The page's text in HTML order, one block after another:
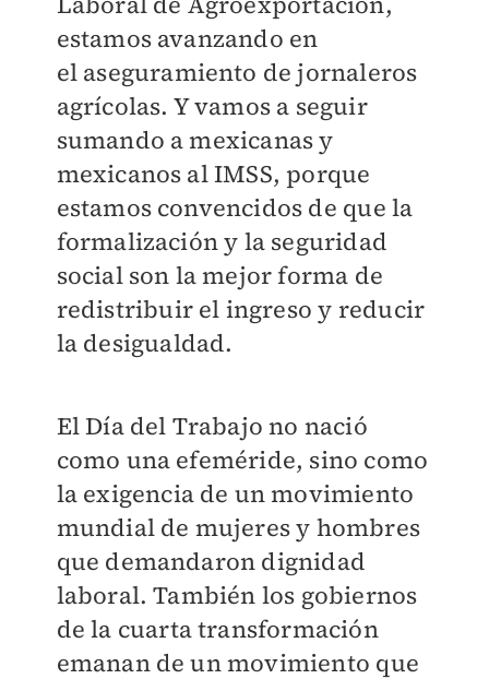
estamos avanzando en
el aseguramiento de jornaleros
agrícolas. Y vamos a seguir
sumando a mexicanas y
mexicanos al IMSS, porque
estamos convencidos de que la
formalización y la seguridad
social son la mejor forma de
redistribuir el ingreso y reducir
la desigualdad.
El Día del Trabajo no nació
como una efeméride, sino como
la exigencia de un movimiento
mundial de mujeres y hombres
que demandaron dignidad
laboral. También los gobiernos
de la cuarta transformación
emanan de un movimiento que